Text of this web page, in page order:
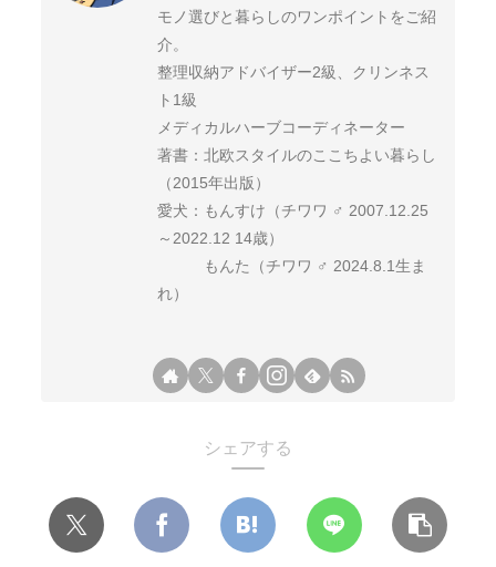
モノ選びと暮らしのワンポイントをご紹
介。
整理収納アドバイザー2級、クリンネス
ト1級
メディカルハーブコーディネーター
著書：北欧スタイルのここちよい暮らし
（2015年出版）
愛犬：もんすけ（チワワ ♂ 2007.12.25
～2022.12 14歳）
もんた（チワワ ♂ 2024.8.1生ま
れ）
シェアする